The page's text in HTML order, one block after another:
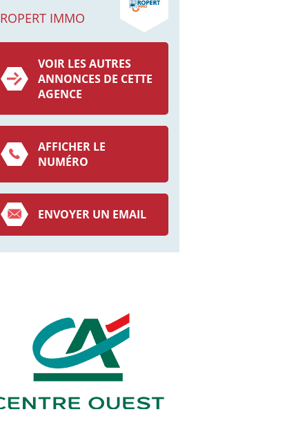
ROPERT IMMO
VOIR LES AUTRES
ANNONCES DE CETTE
AGENCE
AFFICHER LE
NUMÉRO
ENVOYER UN EMAIL